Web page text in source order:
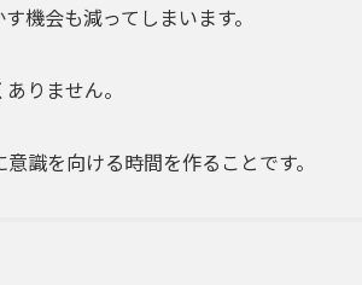
機会も減ってしまいます。
りません。
識を向ける時間を作ることです。